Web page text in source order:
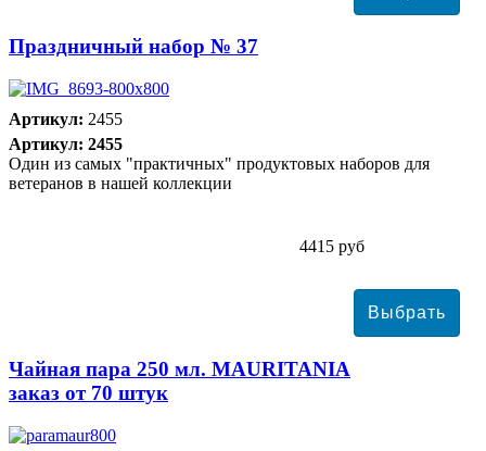
Праздничный набор № 37
Артикул: 2455
Артикул: 2455
Один из самых "практичных" продуктовых наборов для
ветеранов в нашей коллекции
4415 руб
Чайная пара 250 мл. MAURITANIA
заказ от 70 штук